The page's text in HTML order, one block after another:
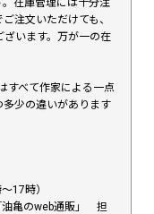
注文いただけても、
います。万が一の在
すべて作家による一点
少の違いがあります
17時）
油亀のweb通販」 担